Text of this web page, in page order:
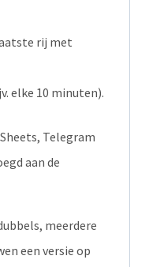
rij met
elke 10 minuten).
Telegram
aan de
meerdere
een versie op